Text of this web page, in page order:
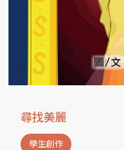
尋找美麗
學生創作